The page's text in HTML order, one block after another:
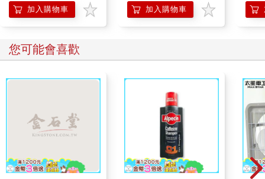
像我這種人，很難相處。
看過草圖，基本上非常滿意，但人物的設計可以再可愛一點嗎？
畢竟是舒壓商品，可愛一點比較討喜。」
但我覺得，現在要越醜越可愛，不完美的東西才真的貼近事實。
我耳尖的聽到樓上突然發出地板撞擊的聲音，抬起頭往天花板一
看，聲音卻消失了。是我的幻覺嗎？
依依看著一臉疑惑的我說：「不好意思喔！這個水電工有點不合
格，沒看過換個燈泡這麼久的。」
加入購物車
米
加入購物車
您可能會喜歡